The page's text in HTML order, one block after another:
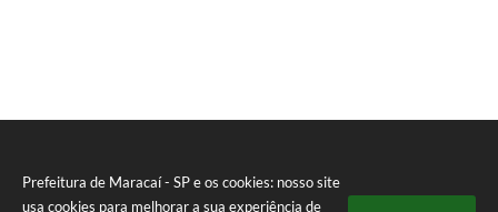
Prefeitura de Maracaí - SP e os cookies: nosso site
usa cookies para melhorar a sua experiência de